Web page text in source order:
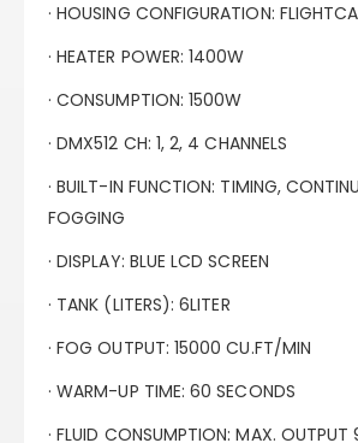
· HOUSING CONFIGURATION:
· HEATER POWER: 1400W
· CONSUMPTION: 1500W
· DMX512 CH: 1, 2, 4 CHANNELS
· BUILT-IN FUNCTION: TIMING,
FOGGING
· DISPLAY: BLUE LCD SCREEN
· TANK (LITERS): 6LITER
· FOG OUTPUT: 15000 CU.FT/MIN
· WARM-UP TIME: 60 SECONDS
· FLUID CONSUMPTION: MAX.